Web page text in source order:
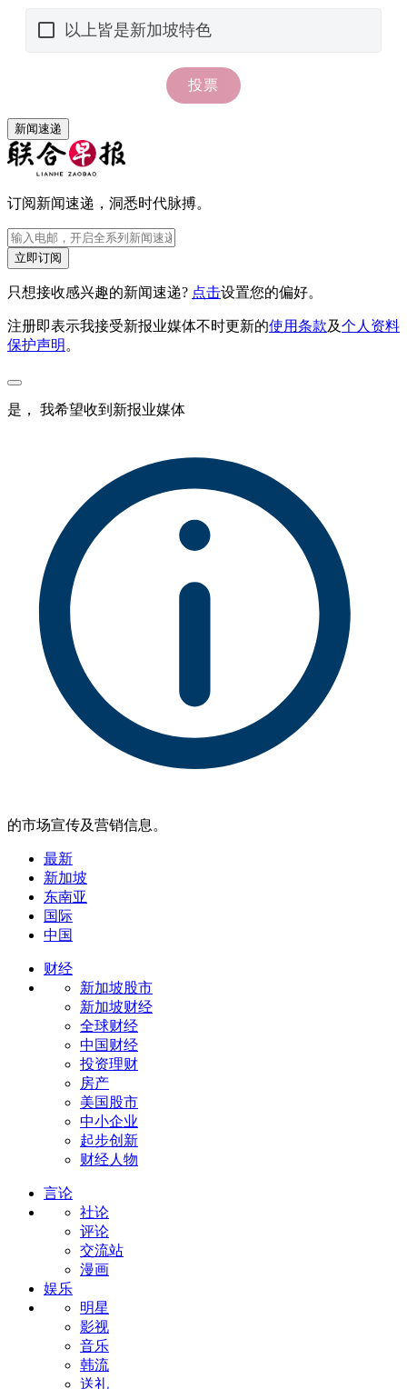
新闻速递
订阅新闻速递，洞悉时代脉搏。
立即订阅
只想接收感兴趣的新闻速递? 点击设置您的偏好。
注册即表示我接受新报业媒体不时更新的使用条款及个人资料
保护声明 。
是， 我希望收到新报业媒体
的市场宣传及营销信息。
最新
新加坡
东南亚
国际
中国
财经
新加坡股市
新加坡财经
全球财经
中国财经
投资理财
房产
美国股市
中小企业
起步创新
财经人物
言论
社论
评论
交流站
漫画
娱乐
明星
影视
音乐
韩流
送礼